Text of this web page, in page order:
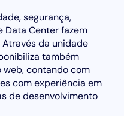
segurança,
Data Center fazem
da unidade
também
contando com
com experiência em
de desenvolvimento